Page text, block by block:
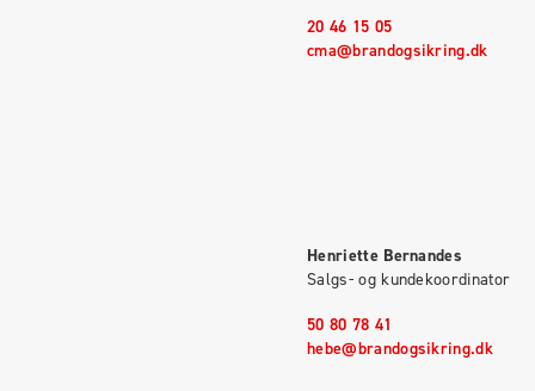
20 46 15 05
cma@brandogsikring.dk
Henriette Bernandes
Salgs- og kundekoordinator
50 80 78 41
hebe@brandogsikring.dk